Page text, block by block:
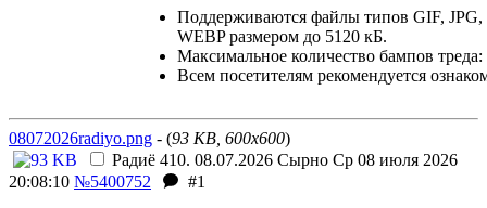
Поддерживаются файлы типов GIF,
WEBP размером до 5120 кБ.
Максимальное количество бампов треда:
Всем посетителям рекомендуется
08072026radiyo.png - (93 KB, 600x600)
Радиё 410. 08.07.2026 Сырно Ср 08 июля 2026
20:08:10 №5400752
#1